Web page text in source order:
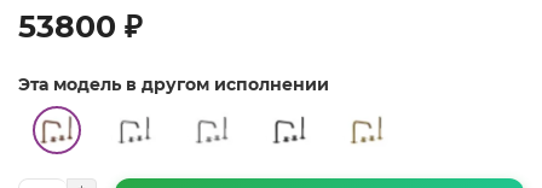
53800 ₽
Эта модель в другом исполнении